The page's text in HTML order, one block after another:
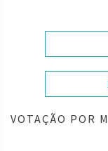
VOTAÇÃO POR